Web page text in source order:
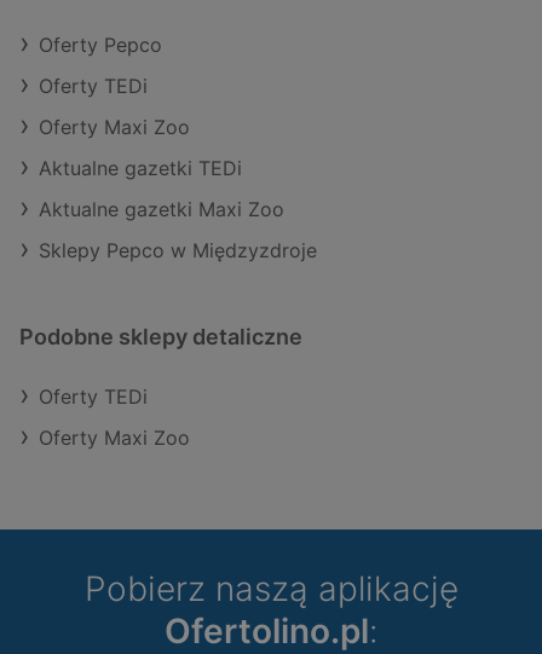
Oferty Pepco
Oferty TEDi
Oferty Maxi Zoo
Aktualne gazetki TEDi
Aktualne gazetki Maxi Zoo
Sklepy Pepco w Międzyzdroje
Podobne sklepy detaliczne
Oferty TEDi
Oferty Maxi Zoo
Pobierz naszą aplikację
Ofertolino.pl: